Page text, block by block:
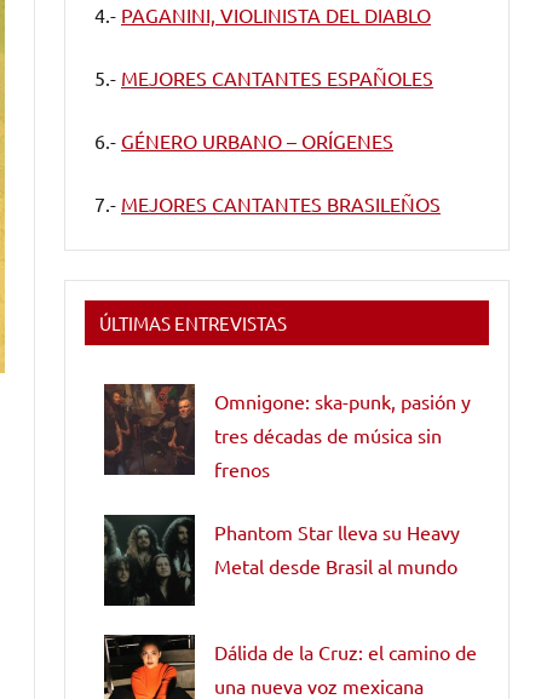
4.- PAGANINI, VIOLINISTA DEL DIABLO
5.- MEJORES CANTANTES ESPAÑOLES
6.- GÉNERO URBANO – ORÍGENES
7.- MEJORES CANTANTES BRASILEÑOS
ÚLTIMAS ENTREVISTAS
Omnigone: ska-punk, pasión y
tres décadas de música sin
frenos
Phantom Star lleva su Heavy
Metal desde Brasil al mundo
Dálida de la Cruz: el camino de
una nueva voz mexicana